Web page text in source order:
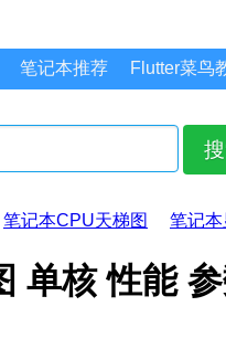
笔记本推荐 Flutter菜鸟
笔记本CPU天梯图 笔记本
单核 性能